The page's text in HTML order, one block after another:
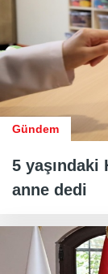
Gündem
5 yaşındaki
anne dedi